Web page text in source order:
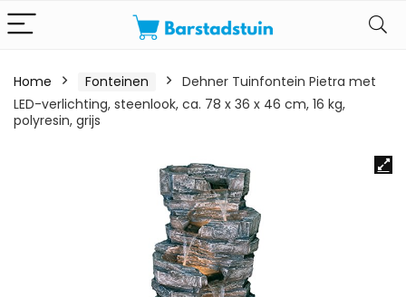
Home Fonteinen
Dehner Tuinfontein Pietra met
LED-verlichting, steenlook, ca. 78 x 36 x 46 cm, 16 kg,
polyresin, grijs